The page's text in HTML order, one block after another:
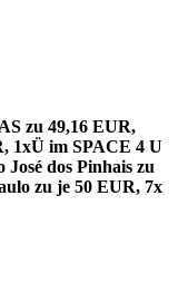
zu 49,16 EUR,
1xÜ im SPACE 4 U
dos Pinhais zu
zu je 50 EUR, 7x